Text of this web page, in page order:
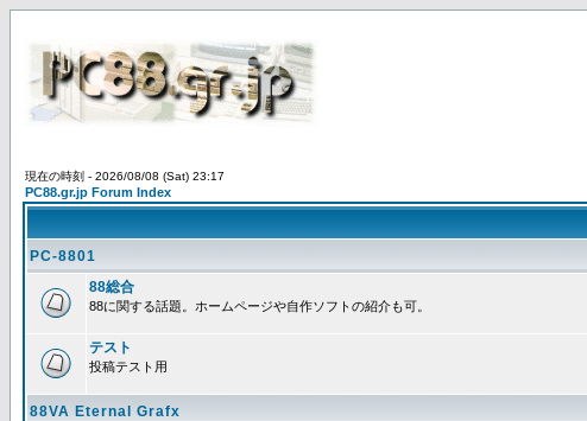
現在の時刻 - 2026/08/08 (Sat) 23:17
PC88.gr.jp Forum Index
PC-8801
88総合
88に関する話題。ホームページや自作ソフトの紹介も可。
テスト
投稿テスト用
88VA Eternal Grafx